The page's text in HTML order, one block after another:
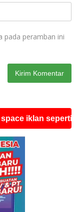
pada peramban ini
seperti ini